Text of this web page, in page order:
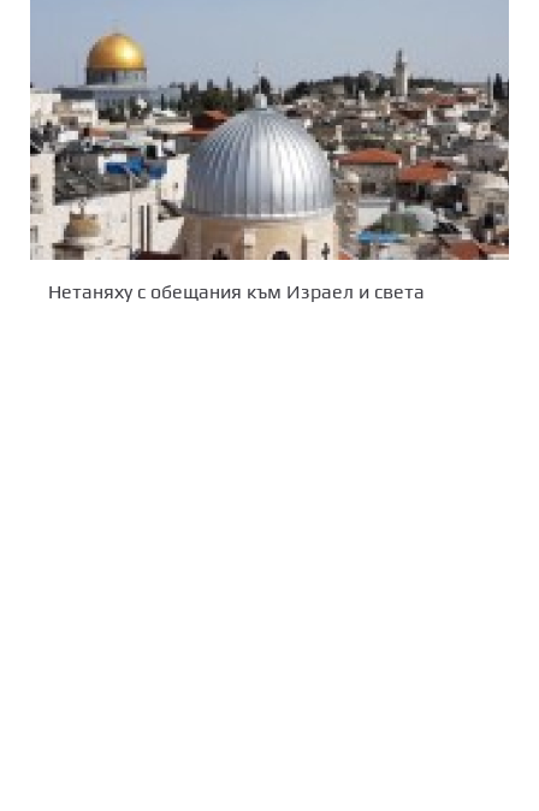
Нетаняху с обещания към Израел и света